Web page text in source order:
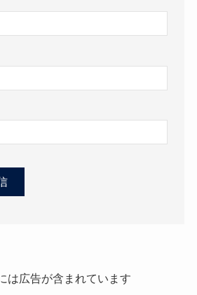
は広告が含まれています